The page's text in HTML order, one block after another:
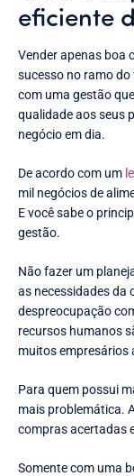
eficiente
Vender apenas boa
sucesso no ramo do
com uma gestão
qualidade aos seus
negócio em dia.
De acordo com um
mil negócios de
E você sabe o
gestão.
Não fazer um
as necessidades da
despreocupação
recursos humanos
muitos empresários
Para quem possui
mais problemática.
compras acertadas
Somente com uma